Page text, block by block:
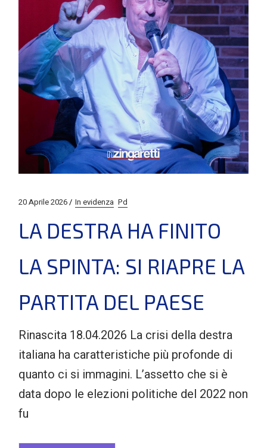
20 Aprile 2026 In evidenza Pd
LA DESTRA HA FINITO
LA SPINTA: SI RIAPRE LA
PARTITA DEL PAESE
Rinascita 18.04.2026 La crisi della destra
italiana ha caratteristiche più profonde di
quanto ci si immagini. L’assetto che si è
data dopo le elezioni politiche del 2022 non
fu